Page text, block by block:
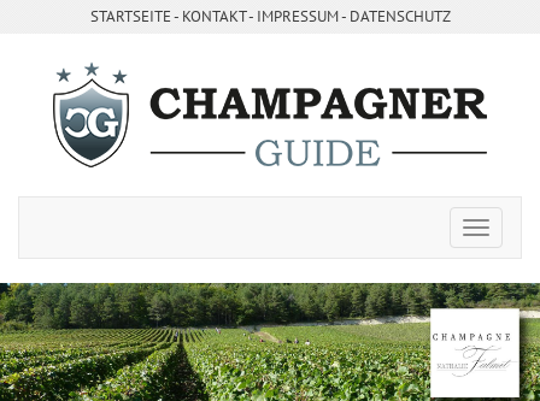
STARTSEITE- ­ KONTAKT- ­ IMPRESSUM- DATENSCHUTZ